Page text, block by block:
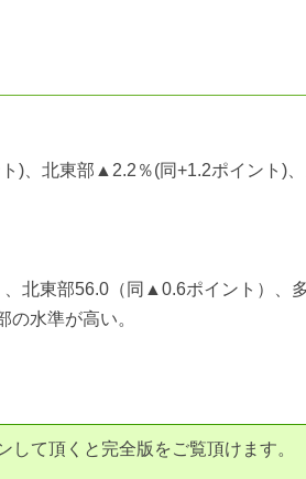
、北東部▲2.2％(同+1.2ポイント)
北東部56.0（同▲0.6ポイント）、
水準が高い。
て頂くと完全版をご覧頂けます。